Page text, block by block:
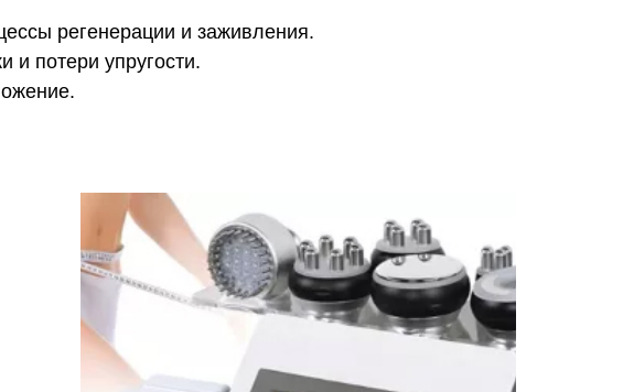
регенерации и заживления.
и потери упругости.